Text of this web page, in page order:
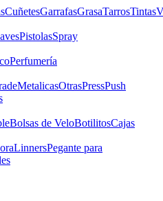
CuñetesGarrafasGrasaTarrosTintas
PistolasSpray
Perfumería
MetalicasOtrasPressPush
Bolsas de VeloBotilitosCajas
LinnersPegante para